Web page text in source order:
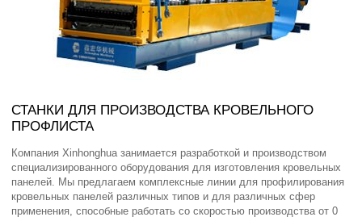
СТАНКИ ДЛЯ ПРОИЗВОДСТВА КРОВЕЛЬНОГО
ПРОФЛИСТА
Компания Xinhonghua занимается разработкой и производством
специализированного оборудования для изготовления кровельных
панелей. Мы предлагаем комплексные линии для профилирования
кровельных панелей различных типов и для различных сфер
применения, способные работать со скоростью производства от 0